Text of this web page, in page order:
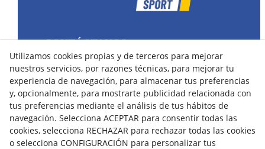
CONTÁCTANOS
43400 Montblanc (Tarragona) España
spain@precisionsport.eu
Aviso Legal Política de Cookies
Utilizamos cookies propias y de terceros para mejorar
nuestros servicios, por razones técnicas, para mejorar tu
experiencia de navegación, para almacenar tus preferencias
y, opcionalmente, para mostrarte publicidad relacionada con
tus preferencias mediante el análisis de tus hábitos de
navegación. Selecciona ACEPTAR para consentir todas las
cookies, selecciona RECHAZAR para rechazar todas las cookies
o selecciona CONFIGURACIÓN para personalizar tus